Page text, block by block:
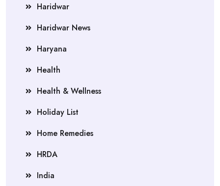
Haridwar
Haridwar News
Haryana
Health
Health & Wellness
Holiday List
Home Remedies
HRDA
India